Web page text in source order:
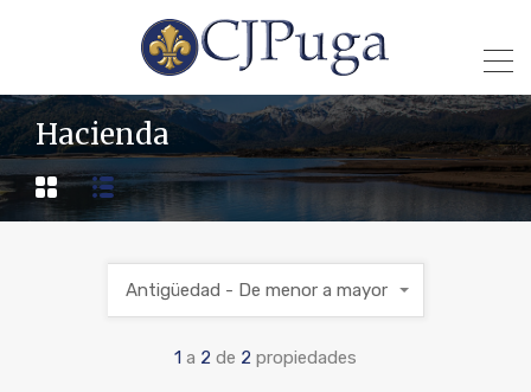
Hacienda
1 a 2 de 2 propiedades
Antigüedad - De menor a mayor